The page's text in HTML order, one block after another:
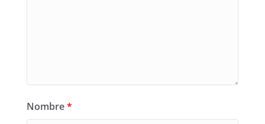
Nombre*